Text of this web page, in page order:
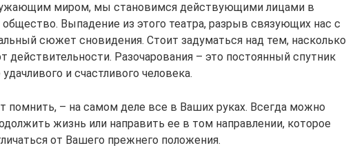
миром, мы становимся действующими лицами в
Выпадение из этого театра, разрыв связующих нас с
сюжет сновидения. Стоит задуматься над тем, насколько
действительности. Разочарования – это постоянный спутник
и счастливого человека.
помнить, – на самом деле все в Ваших руках. Всегда можно
жизнь или направить ее в том направлении, которое
от Вашего прежнего положения.